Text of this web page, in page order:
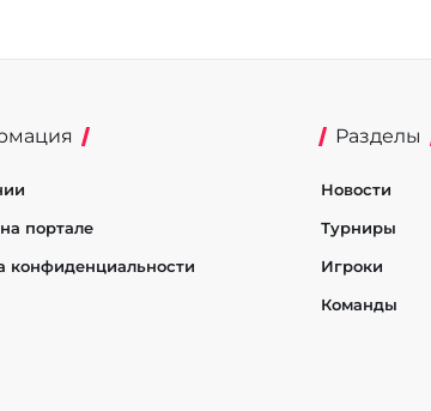
портале
конфиденциальности
Разделы
Новости
Турниры
Игроки
Команды